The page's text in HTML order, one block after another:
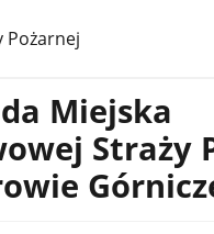
Pożarnej
Miejska
Straży